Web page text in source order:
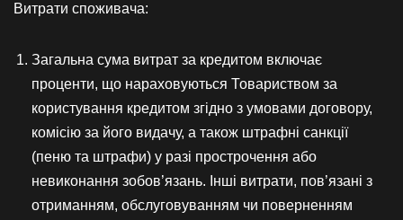
Витрати споживача:
Загальна сума витрат за кредитом включає
проценти, що нараховуються Товариством за
користування кредитом згідно з умовами договору,
комісію за його видачу, а також штрафні санкції
(пеню та штрафи) у разі прострочення або
невиконання зобов’язань. Інші витрати, пов’язані з
отриманням, обслуговуванням чи поверненням